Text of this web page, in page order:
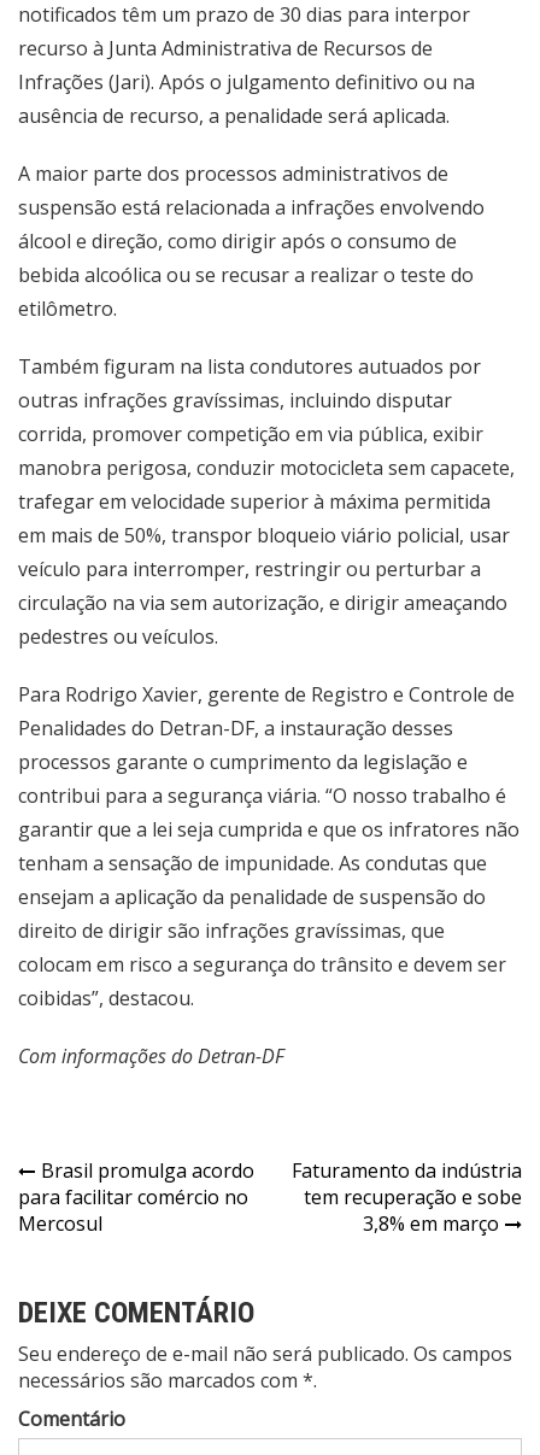
notificados têm um prazo de 30 dias para interpor
recurso à Junta Administrativa de Recursos de
Infrações (Jari). Após o julgamento definitivo ou na
ausência de recurso, a penalidade será aplicada.
A maior parte dos processos administrativos de
suspensão está relacionada a infrações envolvendo
álcool e direção, como dirigir após o consumo de
bebida alcoólica ou se recusar a realizar o teste do
etilômetro.
Também figuram na lista condutores autuados por
outras infrações gravíssimas, incluindo disputar
corrida, promover competição em via pública, exibir
manobra perigosa, conduzir motocicleta sem capacete,
trafegar em velocidade superior à máxima permitida
em mais de 50%, transpor bloqueio viário policial, usar
veículo para interromper, restringir ou perturbar a
circulação na via sem autorização, e dirigir ameaçando
pedestres ou veículos.
Para Rodrigo Xavier, gerente de Registro e Controle de
Penalidades do Detran-DF, a instauração desses
processos garante o cumprimento da legislação e
contribui para a segurança viária. “O nosso trabalho é
garantir que a lei seja cumprida e que os infratores não
tenham a sensação de impunidade. As condutas que
ensejam a aplicação da penalidade de suspensão do
direito de dirigir são infrações gravíssimas, que
colocam em risco a segurança do trânsito e devem ser
coibidas”, destacou.
Com informações do Detran-DF
Navegação
de
Brasil promulga acordo
para facilitar comércio no
Mercosul
Faturamento da indústria
tem recuperação e sobe
3,8% em março
DEIXE COMENTÁRIO
Seu endereço de e-mail não será publicado. Os campos
necessários são marcados com *.
Comentário